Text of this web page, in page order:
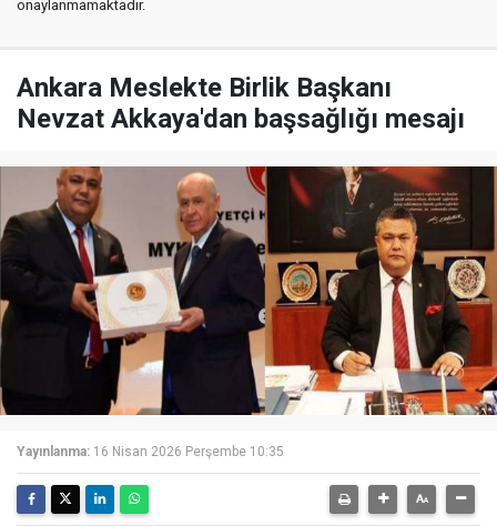
onaylanmamaktadır.
Ankara Meslekte Birlik Başkanı
Nevzat Akkaya'dan başsağlığı mesajı
Yayınlanma: 16 Nisan 2026 Perşembe 10:35